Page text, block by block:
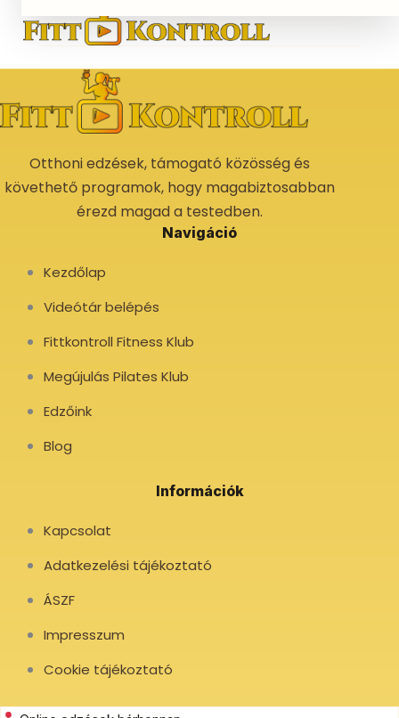
Otthoni edzések, támogató közösség és
követhető programok, hogy magabiztosabban
érezd magad a testedben.
Navigáció
Kezdőlap
Videótár belépés
Fittkontroll Fitness Klub
Megújulás Pilates Klub
Edzőink
Blog
Információk
Kapcsolat
Adatkezelési tájékoztató
ÁSZF
Impresszum
Cookie tájékoztató